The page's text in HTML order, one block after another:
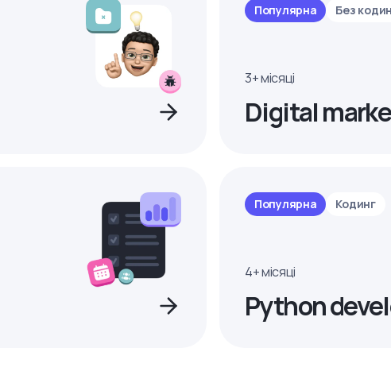
Популярна Без
3+ місяці
Digital
Популярна Кодинг
4+ місяці
Python